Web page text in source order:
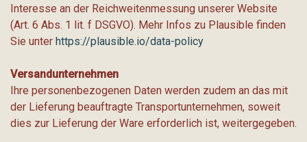
Interesse an der Reichweitenmessung unserer Website
(Art. 6 Abs. 1 lit. f DSGVO). Mehr Infos zu Plausible finden
Sie unter https://plausible.io/data-policy
Versandunternehmen
Ihre personenbezogenen Daten werden zudem an das mit
der Lieferung beauftragte Transportunternehmen, soweit
dies zur Lieferung der Ware erforderlich ist, weitergegeben.